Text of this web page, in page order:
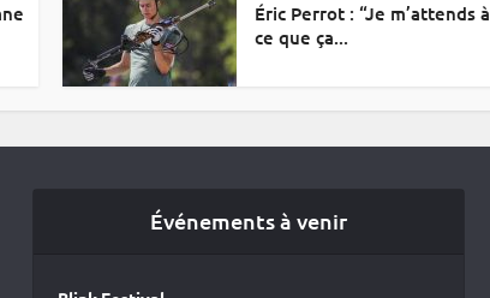
Éric Perrot : “Je m’attends à
ce que ça...
Événements à venir